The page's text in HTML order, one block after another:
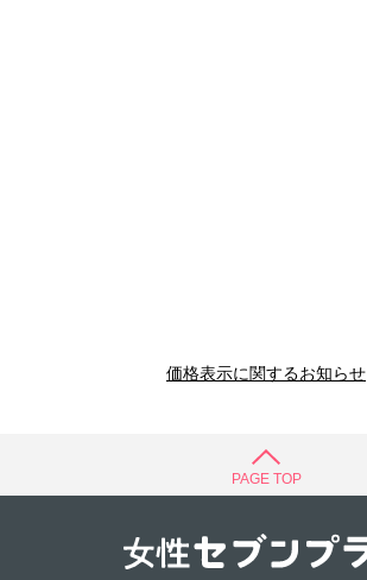
価格表示に関するお知らせ
PAGE TOP